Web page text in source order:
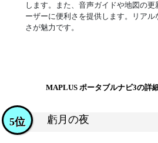
します。また、音声ガイドや地図の
ーザーに便利さを提供します。リアル
さが魅力です。
MAPLUS ポータブルナビ3の詳
虧月の夜
5位